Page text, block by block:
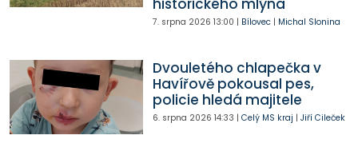
historického mlýna
7. srpna 2026 13:00 | Bílovec| Michal Slonina
Dvouletého chlapečka v
Havířově pokousal pes,
policie hledá majitele
6. srpna 2026 14:33 | Celý MS kraj | Jiří Cileček